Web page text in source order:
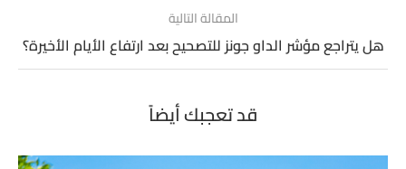
المقالة التالية
هل يتراجع مؤشر الداو جونز للتصحيح بعد ارتفاع الأيام الأخيرة؟
قد تعجبك أيضاً